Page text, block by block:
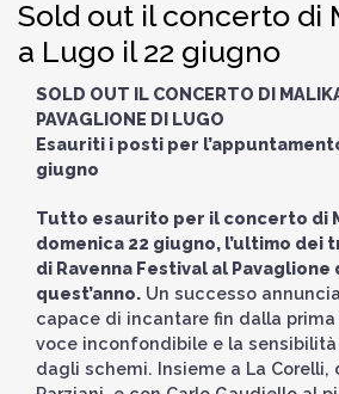
Sold out il concerto di
a Lugo il 22 giugno
SOLD OUT IL CONCERTO DI
PAVAGLIONE DI LUGO
Esauriti i posti per
giugno
Tutto esaurito per il concerto di
domenica 22 giugno, l’ultimo dei
di Ravenna Festival al Pavaglione
quest’anno. Un successo
capace di incantare fin dalla
voce inconfondibile e la
dagli schemi. Insieme a La Corelli,